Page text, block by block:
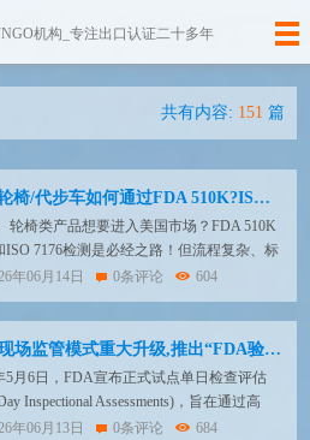
机构_专注出口认证二十多年
共有内容: 151 篇
电动轮椅/代步车如何通过FDA 510K?ISO 7176检测要求详解
轮椅类产品想要进入美国市场？FDA 510K
ISO 7176检测是必经之路！但流程复杂、标
，如何高效通过？本文为您详细解析申请要
测项目，并推荐FDASUNGO一站式解决方
您快速拿下市场准入！ 一、轮椅类产品
申请核心要点 产品分类与判定 电动轮
步车、手动轮椅通常属...
年06月14日 0条评论 604
FDA现场监管模式重大升级,推出“FDA验厂一日快速检查”
5月6日，FDA宣布正式试点单日检查评估
Inspectional Assessments)，旨在通过高
促的现场检查，实现对全球供应链更广泛的
年06月13日 0条评论 684